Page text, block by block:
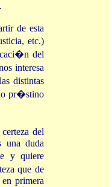
de esta
etc.)
del
interesa
distintas
pr�stino
del
duda
y quiere
que de
primera